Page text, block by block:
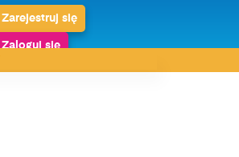
Zarejestruj się
Zaloguj się